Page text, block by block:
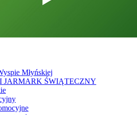
Młyńskiej
JARMARK ŚWIĄTECZNY